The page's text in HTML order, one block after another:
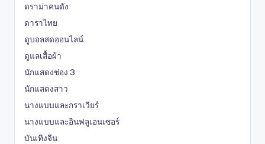
ดราม่าคนดัง
ดาราไทย
ดูบอลสดออนไลน์
ดูแลเสื้อผ้า
นักแสดงช่อง 3
นักแสดงสาว
นางแบบและกราเวียร์
นางแบบและอินฟลูเอนเซอร์
บันเทิงจีน